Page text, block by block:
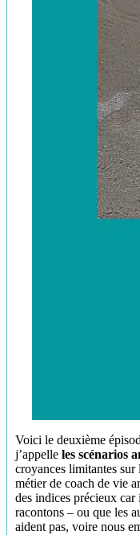
Voici le deuxième
j’appelle les scénarios
croyances limitantes sur
métier de coach de vie
des indices précieux car
racontons – ou que les
aident pas, voire nous